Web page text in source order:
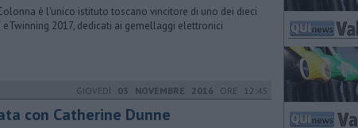
è l'unico istituto toscano vincitore di uno dei dieci
eTwinning 2017, dedicati ai gemellaggi elettronici
GIOVEDÌ 03 NOVEMBRE 2016 ORE 12:45
con Catherine Dunne